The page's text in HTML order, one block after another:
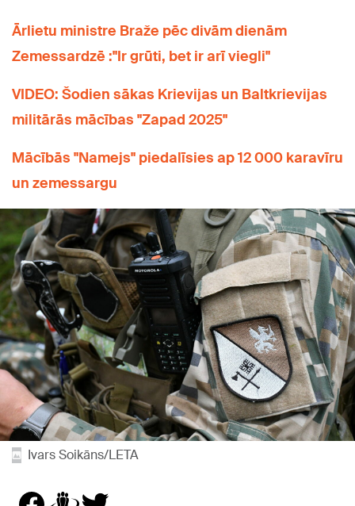
Ārlietu ministre Braže pēc divām dienām
Zemessardzē :"Ir grūti, bet ir arī viegli"
VIDEO: Šodien sākas Krievijas un Baltkrievijas
militārās mācības "Zapad 2025"
Mācībās "Namejs" piedalīsies ap 12 000 karavīru
un zemessargu
Ivars Soikāns/LETA